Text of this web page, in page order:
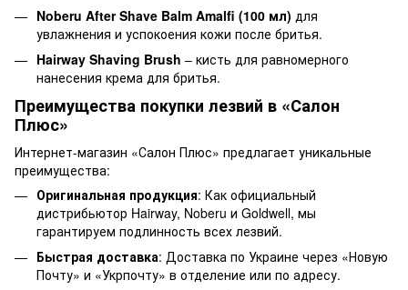
Noberu After Shave Balm Amalfi (100 мл) для
увлажнения и успокоения кожи после бритья.
Hairway Shaving Brush – кисть для равномерного
нанесения крема для бритья.
Преимущества покупки лезвий в «Салон
Плюс»
Интернет-магазин «Салон Плюс» предлагает уникальные
преимущества:
Оригинальная продукция: Как официальный
дистрибьютор Hairway, Noberu и Goldwell, мы
гарантируем подлинность всех лезвий.
Быстрая доставка: Доставка по Украине через «Новую
Почту» и «Укрпочту» в отделение или по адресу.